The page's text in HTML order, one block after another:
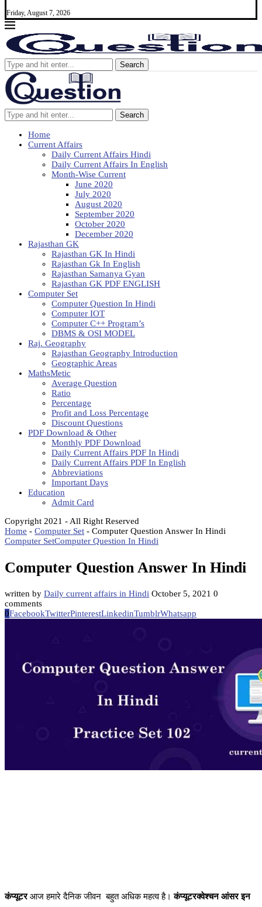
Friday, August 7, 2026
Search
Search
Home
Current Affairs
Daily Current Affairs Hindi
Daily Current Affairs In English
Month-Wise Current
June 2020
July 2020
August 2020
September 2020
October 2020
December 2020
Rajasthan GK
Rajasthan GK In Hindi
Rajasthan Gk In English
Rajasthan Samanya Gyan
Rajasthan GK PDF ENGLISH
Computer Set
Computer Question In Hindi
Computer IOT
Computer C++ Program’s
DBMS & OSI MODEL
Raj. Geography
Rajasthan Geography Introduction
Geographic Areas
MathsMetic
Average Question
Ratio
Percentage
Profit and Loss Percentage
Discount Questions
PDF Download & Other
Monthly PDF Download
Daily Current Affairs PDF In Hindi
Daily Current Affairs PDF In English
Abbreviations
Important Days
Education
Admit Card
Copyright 2021 - All Right Reserved
Home - Computer Set - Computer Question Answer In Hindi
Computer SetComputer Question In Hindi
Computer Question Answer In Hindi
written by Daily current affairs in Hindi October 5, 2021 0
comments
0FacebookTwitterPinterestLinkedinTumblrWhatsapp
कंप्यूटरआज हमारे दैनिक जीवन बहुत अधिक महत्व है। कंप्यूटरक्वेश्चन आंसर इन